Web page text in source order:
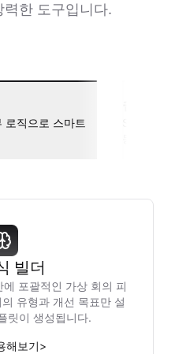
한 도구입니다.
로직으로 스마트
빌더
포괄적인 가상 회의 피
유형과 개선 목표만 설
릿이 생성됩니다.
해보기>